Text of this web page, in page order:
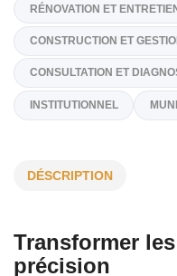
info@shaft-tec.com
https://
Spécialités
RÉNOVATION ET
CONSULTATION ET
INSTITUTIONNEL
DÉSCRIPTION
Transformer
précision